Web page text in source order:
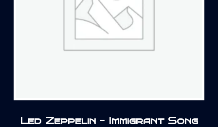
Led Zeppelin – Immigrant Song